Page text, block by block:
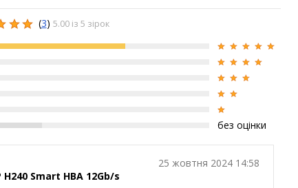
(3) 5.00 із 5 зірок
без оцінки
25 жовтня 2024 14:58
Smart HBA 12Gb/s